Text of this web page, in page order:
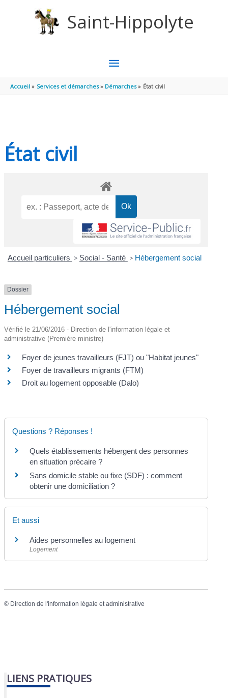
Saint-Hippolyte
MENU
PRINCIPAL
Accueil Services et démarches Démarches État civil
État civil
Accueil particuliers > Social - Santé > Hébergement social
Dossier
Hébergement social
Vérifié le 21/06/2016 - Direction de l'information légale et
administrative (Première ministre)
Foyer de jeunes travailleurs (FJT) ou "Habitat jeunes"
Foyer de travailleurs migrants (FTM)
Droit au logement opposable (Dalo)
Questions ? Réponses !
Quels établissements hébergent des personnes
en situation précaire ?
Sans domicile stable ou fixe (SDF) : comment
obtenir une domiciliation ?
Et aussi
Aides personnelles au logement
Logement
© Direction de l'information légale et administrative
LIENS PRATIQUES